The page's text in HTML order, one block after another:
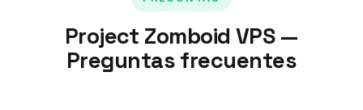
Project Zomboid VPS —
Preguntas frecuentes